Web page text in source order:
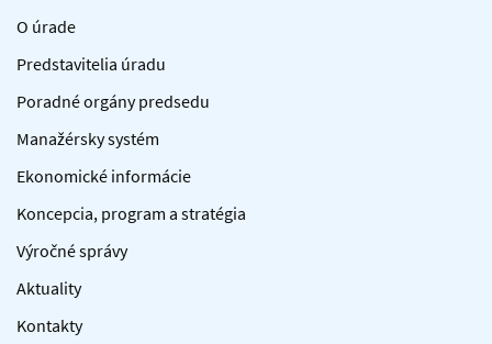
O úrade
Predstavitelia úradu
Poradné orgány predsedu
Manažérsky systém
Ekonomické informácie
Koncepcia, program a stratégia
Výročné správy
Aktuality
Kontakty